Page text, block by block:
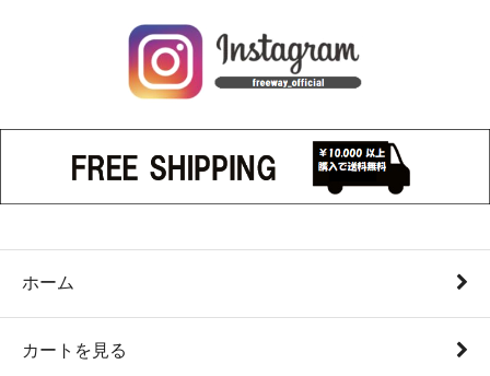
ホーム
カートを見る